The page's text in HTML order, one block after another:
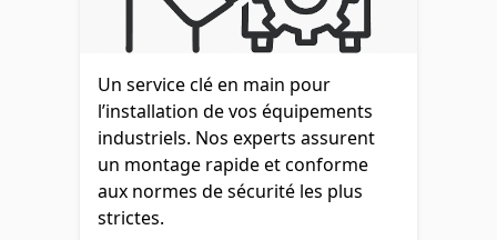
Un service clé en main pour
l’installation de vos équipements
industriels. Nos experts assurent
un montage rapide et conforme
aux normes de sécurité les plus
strictes.